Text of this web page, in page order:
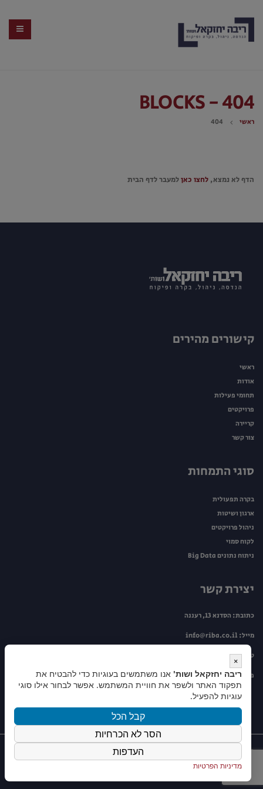
BLOCKS - 404
ראשי 404
הדף לא נמצא, לחצו כאןלמעבר לדף הבית
קישורים מהירים
ראשי
אודות
תחומי פעילות
פרויקטים
קריירה
צור קשר
סוגי התמחות
בקרה תפעולית
ארגון ושיטות
ניהול פרויקטים
לקוח סמוי
ניתוח נתונים Big Data
יצירת קשר
כתובת: הסדנא 13, רעננה
מייל:info@riba.co.il
טלפון:099534446
פקס: 09-9505263
© כל הזכויות שמורות לריבה יחזקאל ושות' |מדיניות פרטיות
אביחי
×
ריבה יחזקאל ושות' אנו משתמשים בעוגיות כדי להבטיח את
תפקוד האתר ולשפר את חוויית המשתמש. אפשר לבחור אילו סוגי
עוגיות להפעיל.
קבל הכל
הסר לא הכרחיות
העדפות
מדיניות הפרטיות